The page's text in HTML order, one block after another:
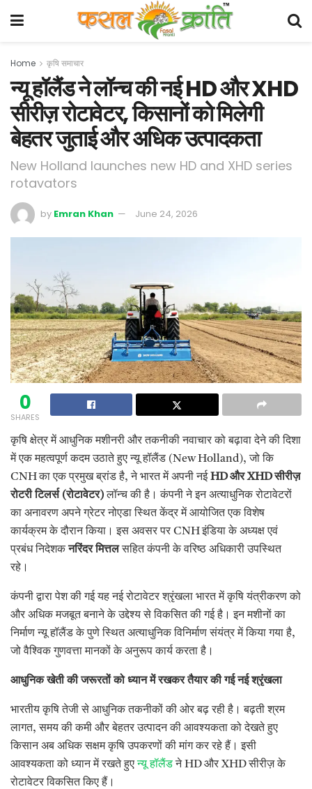
Home कृषि समाचार
न्यू हॉलैंड ने लॉन्च की नई HD और XHD
सीरीज़ रोटावेटर, किसानों को मिलेगी
बेहतर जुताई और अधिक उत्पादकता
New Holland launches new HD and XHD series
rotavators
by Emran Khan June 24, 2026
0
SHARES
कृषि क्षेत्र में आधुनिक मशीनरी और तकनीकी नवाचार को बढ़ावा देने की दिशा
में एक महत्वपूर्ण कदम उठाते हुए न्यू हॉलैंड (New Holland), जो कि
CNH का एक प्रमुख ब्रांड है, ने भारत में अपनी नईHDऔरXHDसीरीज़
रोटरी टिलर्स (रोटावेटर)लॉन्च की है। कंपनी ने इन अत्याधुनिक रोटावेटरों
का अनावरण अपने ग्रेटर नोएडा स्थित केंद्र में आयोजित एक विशेष
कार्यक्रम के दौरान किया। इस अवसर पर CNH इंडिया के अध्यक्ष एवं
प्रबंध निदेशकनरिंदर मित्तलसहित कंपनी के वरिष्ठ अधिकारी उपस्थित
रहे।
कंपनी द्वारा पेश की गई यह नई रोटावेटर श्रृंखला भारत में कृषि यंत्रीकरण को
और अधिक मजबूत बनाने के उद्देश्य से विकसित की गई है। इन मशीनों का
निर्माण न्यू हॉलैंड के पुणे स्थित अत्याधुनिक विनिर्माण संयंत्र में किया गया है,
जो वैश्विक गुणवत्ता मानकों के अनुरूप कार्य करता है।
आधुनिक खेती की जरूरतों को ध्यान में रखकर तैयार की गई नई श्रृंखला
भारतीय कृषि तेजी से आधुनिक तकनीकों की ओर बढ़ रही है। बढ़ती श्रम
लागत, समय की कमी और बेहतर उत्पादन की आवश्यकता को देखते हुए
किसान अब अधिक सक्षम कृषि उपकरणों की मांग कर रहे हैं। इसी
आवश्यकता को ध्यान में रखते हुएन्यू हॉलैंडने HD और XHD सीरीज़ के
रोटावेटर विकसित किए हैं।